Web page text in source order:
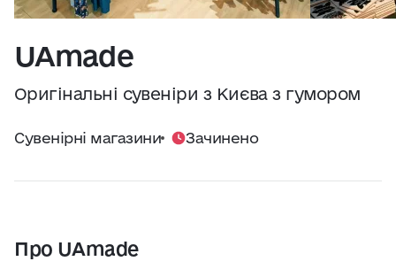
Про нас
Практичні поради
Джерело:openweathermap.org
UAmade
Оригінальні сувеніри з Києва з гумором
Сувенірні магазини Зачинено
Про UAmade